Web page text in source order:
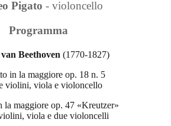
Pigato - violoncello
Programma
Beethoven (1770-1827)
in la maggiore op. 18 n. 5
violini, viola e violoncello
la maggiore op. 47 «Kreutzer»
viola e due violoncelli